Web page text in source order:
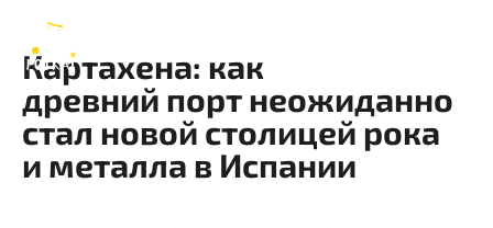
Картахена: как
древний порт неожиданно
стал новой столицей рока
и металла в Испании